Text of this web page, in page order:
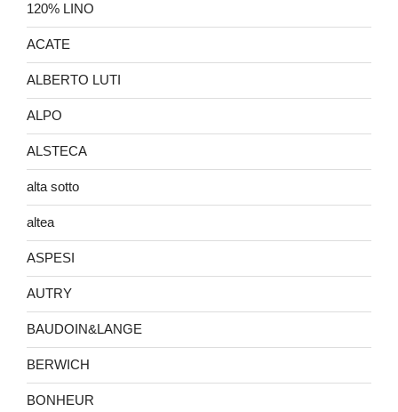
120% LINO
ACATE
ALBERTO LUTI
ALPO
ALSTECA
alta sotto
altea
ASPESI
AUTRY
BAUDOIN&LANGE
BERWICH
BONHEUR